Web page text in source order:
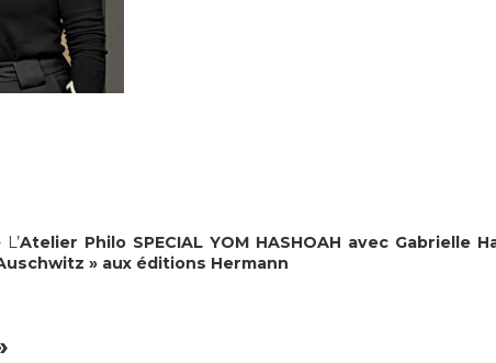
L’Atelier Philo SPECIAL YOM HASHOAH avec Gabrielle
» aux éditions Hermann